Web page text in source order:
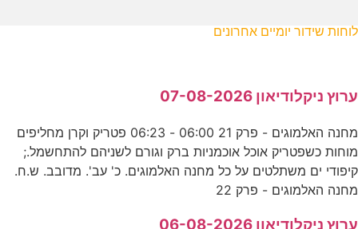
לוחות שידור יומיים אחרונים
ערוץ ניקלודיאון 07-08-2026
מחנה האלמוגים - פרק 21 06:00 - 06:23 פטריק וקרן מחליפים
מוחות כשפטריק אוכל אוכמניות ברק וגורם לשניהם להתחשמל.;
קיפודי ים משתלטים על כל מחנה האלמוגים. כ' עב'. מדובב. ש.ח.
מחנה האלמוגים - פרק 22
ערוץ ניקלודיאון 06-08-2026